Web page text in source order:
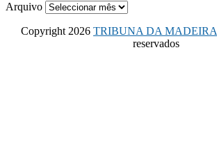
Arquivo
Copyright 2026 TRIBUNA DA MADEIRA
reservados